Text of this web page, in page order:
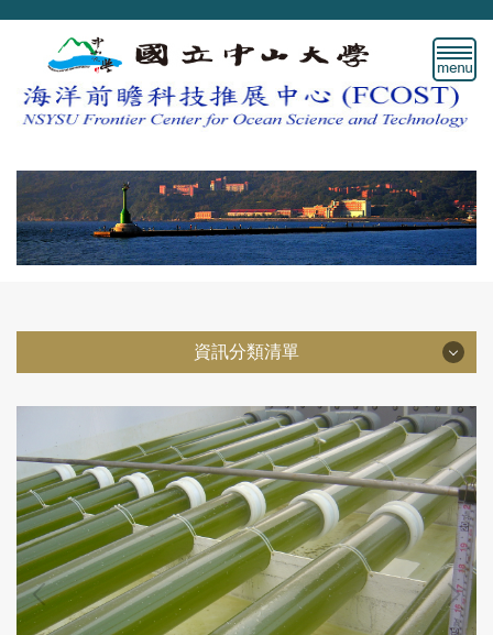
跳
要
內
資訊分類清單
資訊分類清單
中心宗旨
組織章程
組織成員
研究計畫